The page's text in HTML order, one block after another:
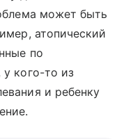
может быть
атопический
по
у кого-то из
и ребенку